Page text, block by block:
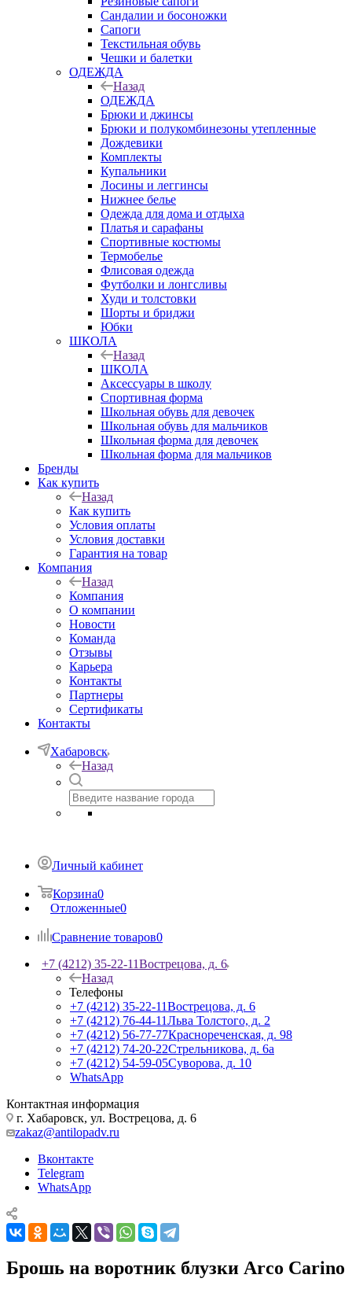
Сандалии и босоножки
Сапоги
Текстильная обувь
Чешки и балетки
ОДЕЖДА
Назад
ОДЕЖДА
Брюки и джинсы
Брюки и полукомбинезоны утепленные
Дождевики
Комплекты
Купальники
Лосины и леггинсы
Нижнее белье
Одежда для дома и отдыха
Платья и сарафаны
Спортивные костюмы
Термобелье
Флисовая одежда
Футболки и лонгсливы
Худи и толстовки
Шорты и бриджи
Юбки
ШКОЛА
Назад
ШКОЛА
Аксессуары в школу
Спортивная форма
Школьная обувь для девочек
Школьная обувь для мальчиков
Школьная форма для девочек
Школьная форма для мальчиков
Бренды
Как купить
Назад
Как купить
Условия оплаты
Условия доставки
Гарантия на товар
Компания
Назад
Компания
О компании
Новости
Команда
Отзывы
Карьера
Контакты
Партнеры
Сертификаты
Контакты
Хабаровск
Назад
Личный кабинет
Корзина0
Отложенные0
Сравнение товаров0
+7 (4212) 35-22-11Вострецова, д. 6
Назад
Телефоны
+7 (4212) 35-22-11Вострецова, д. 6
+7 (4212) 76-44-11Льва Толстого, д. 2
+7 (4212) 56-77-77Краснореченская, д. 98
+7 (4212) 74-20-22Стрельникова, д. 6а
+7 (4212) 54-59-05Суворова, д. 10
WhatsApp
Контактная информация
г. Хабаровск, ул. Вострецова, д. 6
zakaz@antilopadv.ru
Вконтакте
Telegram
WhatsApp
Брошь на воротник блузки Arco Carino